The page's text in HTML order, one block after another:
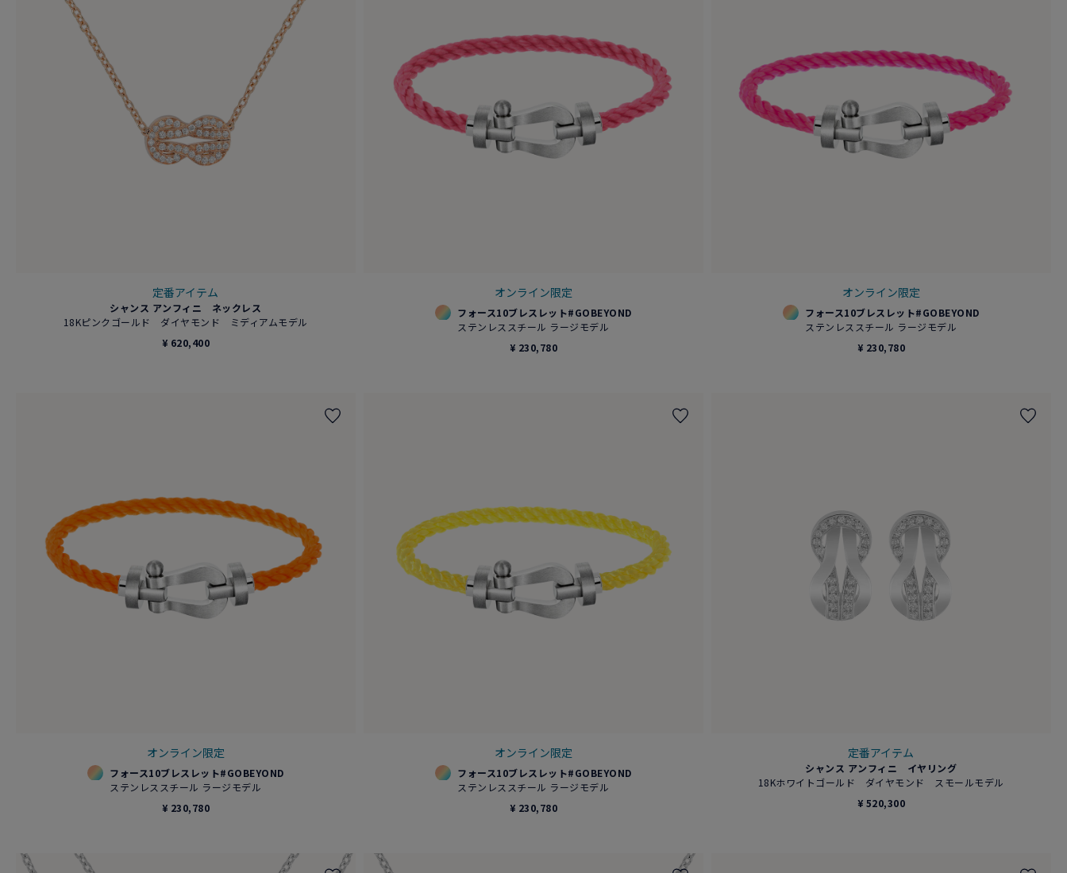
定番アイテム
シャンス アンフィニ ネックレス
18Kピンクゴールド ダイヤモンド ミディアムモデル
¥ 620,400
オンライン限定
フォース10ブレスレット#GOBEYOND
ステンレススチール ラージモデル
¥ 230,780
オンライン限定
フォース10ブレスレット#GOBEYOND
ステンレススチール ラージモデル
¥ 230,780
オンライン限定
フォース10ブレスレット#GOBEYOND
ステンレススチール ラージモデル
¥ 230,780
オンライン限定
フォース10ブレスレット#GOBEYOND
ステンレススチール ラージモデル
¥ 230,780
定番アイテム
シャンス アンフィニ イヤリング
18Kホワイトゴールド ダイヤモンド スモールモデル
¥ 520,300